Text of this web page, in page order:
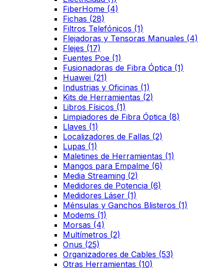
FiberHome (4)
Fichas (28)
Filtros Telefónicos (1)
Flejadoras y Tensoras Manuales (4)
Flejes (17)
Fuentes Poe (1)
Fusionadoras de Fibra Óptica (1)
Huawei (21)
Industrias y Oficinas (1)
Kits de Herramientas (2)
Libros Físicos (1)
Limpiadores de Fibra Óptica (8)
Llaves (1)
Localizadores de Fallas (2)
Lupas (1)
Maletines de Herramientas (1)
Mangos para Empalme (6)
Media Streaming (2)
Medidores de Potencia (6)
Medidores Láser (1)
Ménsulas y Ganchos Blisteros (1)
Modems (1)
Morsas (4)
Multímetros (2)
Onus (25)
Organizadores de Cables (53)
Otras Herramientas (10)